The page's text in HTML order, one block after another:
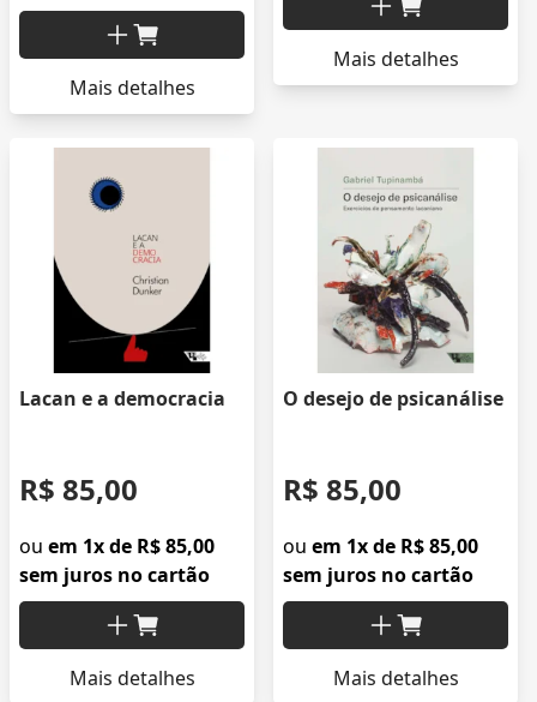
Mais detalhes
Mais detalhes
Lacan e a democracia
R$ 85,00
ou em 1x de R$ 85,00
sem juros no cartão
Mais detalhes
O desejo de psicanálise
R$ 85,00
ou em 1x de R$ 85,00
sem juros no cartão
Mais detalhes